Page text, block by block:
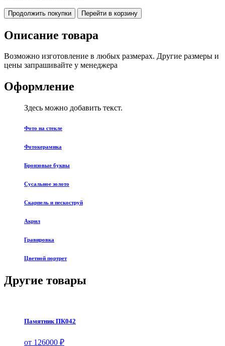
Продолжить покупки Перейти в корзину
Описание товара
Возможно изготовление в любых размерах. Другие размеры и
цены запрашивайте у менеджера
Оформление
Здесь можно добавить текст.
Фото на стекле
Фотокерамика
Бронзовые буквы
Сусальное золото
Скарпель и пескоструй
Акрил
Гравировка
Цветной портрет
Другие товары
Памятник ПК042
от 126000 ₽